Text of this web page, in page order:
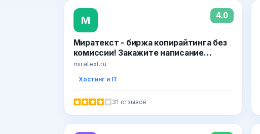
М 4.0
Миратекст - биржа копирайтинга без
комиссии! Закажите написание
статей у профессионалов!
miratext.ru
Хостинг и IT
31 отзывов